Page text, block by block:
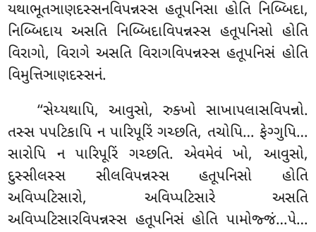
યથાભૂતઞાણદસ્સનવિપન્નસ્સ હતૂપનિસા હોતિ નિબ્બિદા,
નિબ્બિદાય અસતિ નિબ્બિદાવિપન્નસ્સ હતૂપનિસો હોતિ
વિરાગો, વિરાગે અસતિ વિરાગવિપન્નસ્સ હતૂપનિસં હોતિ
વિમુત્તિઞાણદસ્સનં.
‘‘સેય્યથાપિ, આવુસો, રુક્ખો સાખાપલાસવિપન્નો.
તસ્સ પપટિકાપિ ન પારિપૂરિં ગચ્છતિ, તચોપિ… ફેગ્ગુપિ…
સારોપિ ન પારિપૂરિં ગચ્છતિ. એવમેવં ખો, આવુસો,
દુસ્સીલસ્સ સીલવિપન્નસ્સ હતૂપનિસો હોતિ
અવિપ્પટિસારો, અવિપ્પટિસારે અસતિ
અવિપ્પટિસારવિપન્નસ્સ હતૂપનિસં હોતિ પામોજ્જં…પે…